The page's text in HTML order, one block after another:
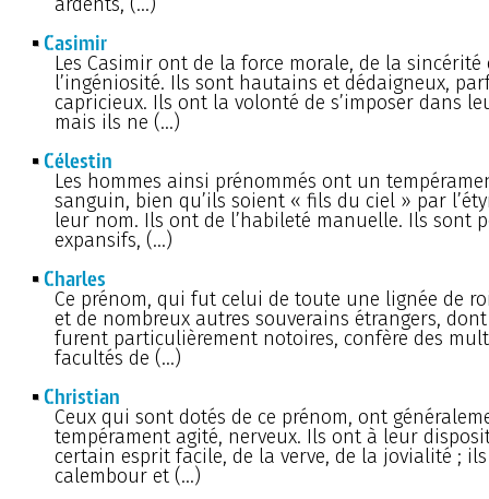
Casimir
Les Casimir ont de la force morale, de la sincérité
l’ingéniosité. Ils sont hautains et dédaigneux,
capricieux. Ils ont la volonté de s’imposer dans
mais ils ne (…)
Célestin
Les hommes ainsi prénommés ont un
sanguin, bien qu’ils soient « fils du ciel » par
leur nom. Ils ont de l’habileté manuelle. Ils sont
expansifs, (…)
Charles
Ce prénom, qui fut celui de toute une lignée de
et de nombreux autres souverains étrangers,
furent particulièrement notoires, confère des
facultés de (…)
Christian
Ceux qui sont dotés de ce prénom, ont
tempérament agité, nerveux. Ils ont à leur
certain esprit facile, de la verve, de la jovialité ;
calembour et (…)